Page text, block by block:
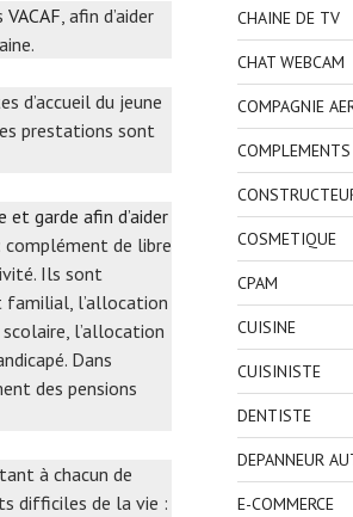
VACAF , afin d’aider
d’accueil du jeune
prestations sont
garde afin d’aider
complément de libre
Ils sont
l’allocation
l’allocation
Dans
des pensions
à chacun de
difficiles de la vie :
CHAINE DE TV
CHAT WEBCAM
COMPAGNIE
COSMETIQUE
CPAM
CUISINE
CUISINISTE
DENTISTE
DEPANNEUR
E-COMMERCE